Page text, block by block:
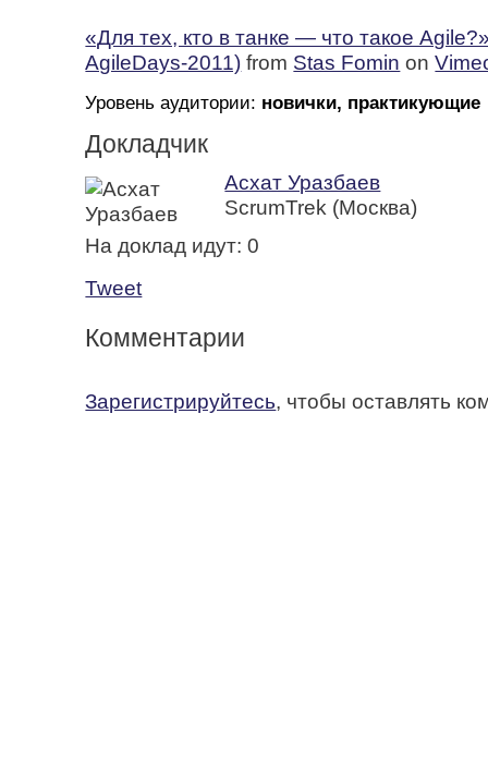
«Для тех, кто в танке — что такое
AgileDays-2011) from Stas Fomin on
Уровень аудитории: новички, практикующие
Докладчик
Асхат Уразбаев
ScrumTrek (Москва)
На доклад идут:0
Tweet
Комментарии
Зарегистрируйтесь, чтобы оставлять